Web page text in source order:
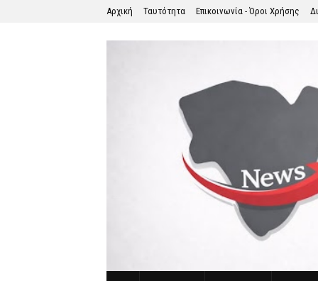
Αρχική Ταυτότητα Επικοινωνία - Όροι Χρήσης